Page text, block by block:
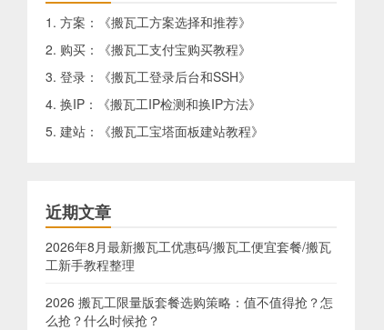
1. 方案：《搬瓦工方案选择和推荐》
2. 购买：《搬瓦工支付宝购买教程》
3. 登录：《搬瓦工登录后台和SSH》
4. 换IP：《搬瓦工IP检测和换IP方法》
5. 建站：《搬瓦工宝塔面板建站教程》
近期文章
2026年8月最新搬瓦工优惠码/搬瓦工便宜套餐/搬瓦
工新手教程整理
2026 搬瓦工限量版套餐选购策略：值不值得抢？怎
么抢？什么时候抢？